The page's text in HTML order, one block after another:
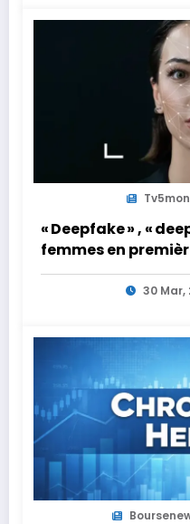
« Deepfake » , «
femmes en
dangers de
30 Mar,